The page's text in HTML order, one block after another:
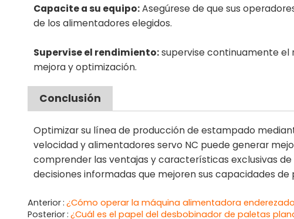
Capacite a su equipo:Asegúrese de que sus
de los alimentadores elegidos.
Supervise el rendimiento:supervise continuamente el
mejora y optimización.
Conclusión
Optimizar su línea de producción de estampado
velocidad y alimentadores servo NC puede generar
comprender las ventajas y características exclusivas
decisiones informadas que mejoren sus capacidades de
Anterior ¿Cómo operar la máquina alimentadora
Posterior ¿Cuál es el papel del desbobinador de paletas